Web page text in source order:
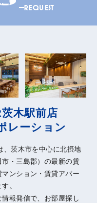
REQUEST
木駅前店
レーション
、茨木市を中心に北摂地
・三島郡）の最新の賃
ンション・賃貸アパー
。
報発信で、お部屋探し